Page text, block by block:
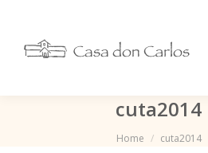
cuta2014
Je bent hier:
Home cuta2014